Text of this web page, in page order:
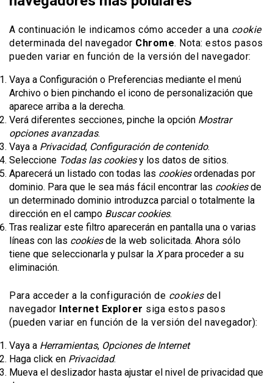
A continuación le indicamos cómo acceder a una cookie
determinada del navegador Chrome. Nota: estos pasos
pueden variar en función de la versión del navegador:
Vaya a Configuración o Preferencias mediante el menú
Archivo o bien pinchando el icono de personalización que
aparece arriba a la derecha.
Verá diferentes secciones, pinche la opción Mostrar
opciones avanzadas.
Vaya a Privacidad, Configuración de contenido.
Seleccione Todas las cookiesy los datos de sitios.
Aparecerá un listado con todas las cookiesordenadas por
dominio. Para que le sea más fácil encontrar las cookiesde
un determinado dominio introduzca parcial o totalmente la
dirección en el campo Buscar cookies.
Tras realizar este filtro aparecerán en pantalla una o varias
líneas con las cookiesde la web solicitada. Ahora sólo
tiene que seleccionarla y pulsar la Xpara proceder a su
eliminación.
Para acceder a la configuración de cookiesdel
navegador Internet Explorer siga estos pasos
(pueden variar en función de la versión del navegador):
Vaya a Herramientas, Opciones de Internet
Haga click en Privacidad.
Mueva el deslizador hasta ajustar el nivel de privacidad que